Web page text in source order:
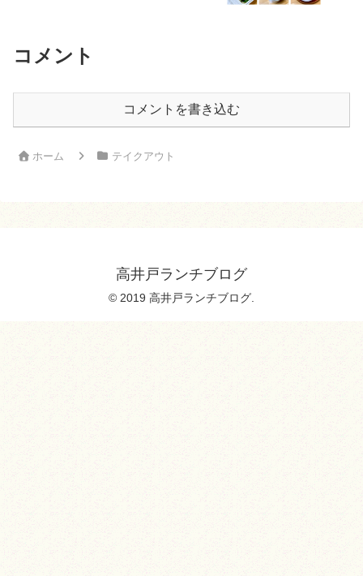
コメント
コメントを書き込む
ホーム テイクアウト
高井戸ランチブログ
© 2019 高井戸ランチブログ.